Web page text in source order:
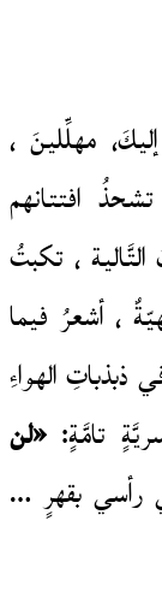
مهلِّلينَ ،
افتتانهم
، تكبتُ
، أشعرُ فيما
الهواءِ
تامَّةٍ: «لن
رأسي بقهرٍ …